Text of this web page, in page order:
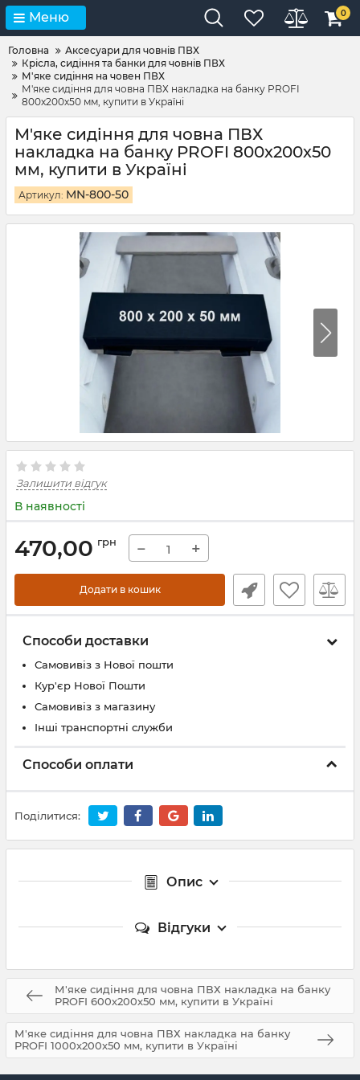
Меню 0
Головна
Аксесуари для човнів ПВХ
Крісла, сидіння та банки для човнів ПВХ
М'яке сидіння на човен ПВХ
М'яке сидіння для човна ПВХ накладка на банку PROFI
800х200х50 мм, купити в Україні
М'яке сидіння для човна ПВХ
накладка на банку PROFI 800х200х50
мм, купити в Україні
Артикул: MN-800-50
Залишити відгук
В наявності
470,00 грн − +
Додати в кошик
Способи доставки
Самовивіз з Нової пошти
Кур'єр Нової Пошти
Самовивіз з магазину
Інші транспортні служби
Способи оплати
Поділитися:
Опис
Відгуки
М'яке сидіння для човна ПВХ накладка на банку
PROFI 600х200х50 мм, купити в Україні
М'яке сидіння для човна ПВХ накладка на банку
PROFI 1000х200х50 мм, купити в Україні